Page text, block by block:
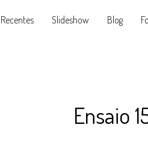
Slideshow Blog
Ensaio